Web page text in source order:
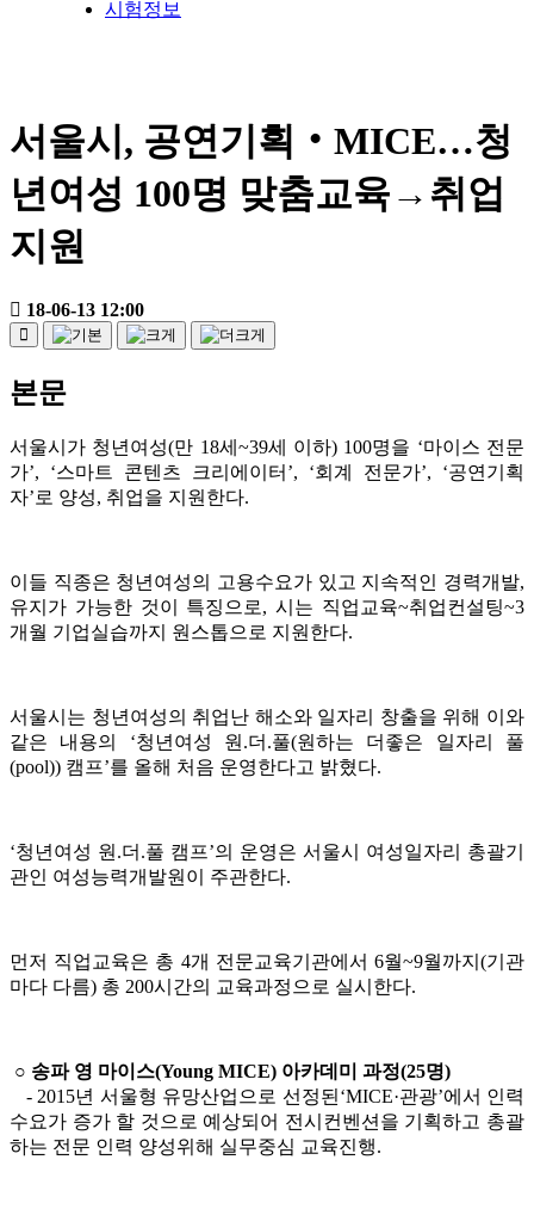
시험정보
서울시, 공연기획‧MICE…청
년여성 100명 맞춤교육→취업
지원
18-06-13 12:00
본문
서울시가 청년여성(만 18세~39세 이하) 100명을 ‘마이스 전문
가’, ‘스마트 콘텐츠 크리에이터’, ‘회계 전문가’, ‘공연기획
자’로 양성, 취업을 지원한다.
이들 직종은 청년여성의 고용수요가 있고 지속적인 경력개발,
유지가 가능한 것이 특징으로, 시는 직업교육~취업컨설팅~3
개월 기업실습까지 원스톱으로 지원한다.
서울시는 청년여성의 취업난 해소와 일자리 창출을 위해 이와
같은 내용의 ‘청년여성 원.더.풀(원하는 더좋은 일자리 풀
(pool)) 캠프’를 올해 처음 운영한다고 밝혔다.
‘청년여성 원.더.풀 캠프’의 운영은 서울시 여성일자리 총괄기
관인 여성능력개발원이 주관한다.
먼저 직업교육은 총 4개 전문교육기관에서 6월~9월까지(기관
마다 다름) 총 200시간의 교육과정으로 실시한다.
○ 송파 영 마이스(Young MICE) 아카데미 과정(25명)
- 2015년 서울형 유망산업으로 선정된‘MICE·관광’에서 인력
수요가 증가 할 것으로 예상되어 전시컨벤션을 기획하고 총괄
하는 전문 인력 양성위해 실무중심 교육진행.